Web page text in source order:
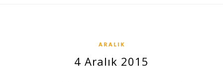
ARALIK
4 Aralık 2015